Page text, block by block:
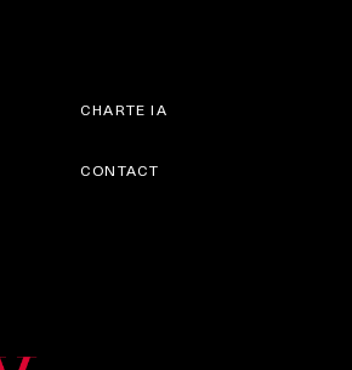
CHARTE IA
CONTACT